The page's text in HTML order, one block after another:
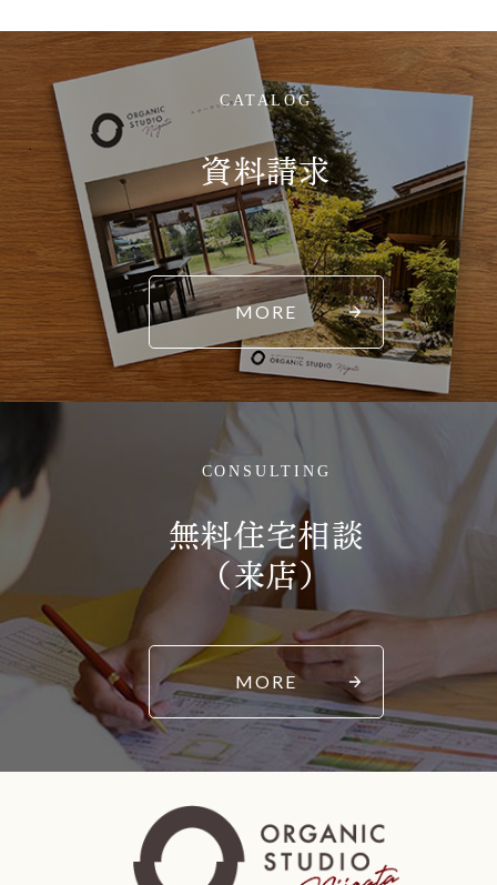
CATALOG
資料請求
MORE
CONSULTING
無料住宅相談
（来店）
MORE